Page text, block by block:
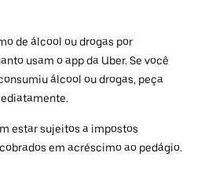
de álcool ou drogas por
usam o app da Uber. Se você
álcool ou drogas, peça
estar sujeitos a impostos
em acréscimo ao pedágio.